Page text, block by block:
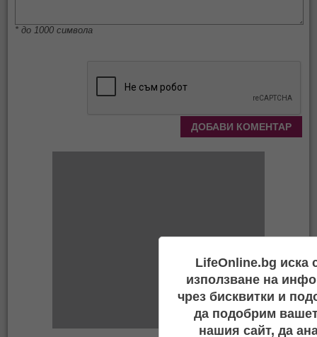
* до 1000 символа
LifeOnline.bg иска
използване на
чрез бисквитки и
да подобрим
нашия сайт, да